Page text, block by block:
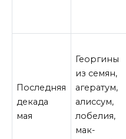
Последняя
декада
мая
Георгины
из семян,
агератум,
алиссум,
лобелия,
мак-